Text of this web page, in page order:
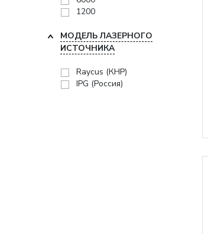
1200
МОДЕЛЬ ЛАЗЕРНОГО
ИСТОЧНИКА
Raycus (КНР)
IPG (Россия)